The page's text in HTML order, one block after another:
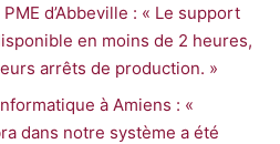
d’Abbeville : « Le support
en moins de 2 heures,
arrêts de production. »
à Amiens : «
dans notre système a été